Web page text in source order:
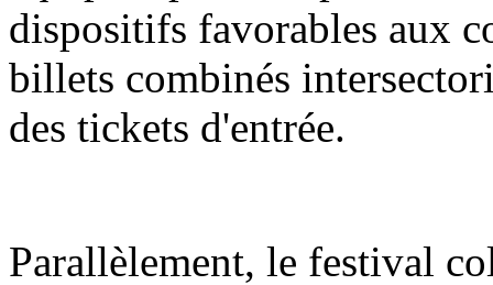
dispositifs favorables aux
billets combinés
des tickets d'entrée.
Parallèlement, le festival